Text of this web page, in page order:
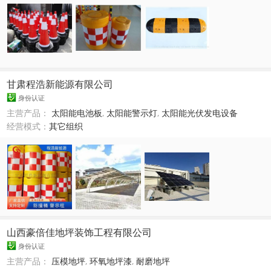
甘肃程浩新能源有限公司
身份认证
主营产品： 太阳能电池板, 太阳能警示灯, 太阳能光伏发电设备
经营模式：其它组织
山西豪倍佳地坪装饰工程有限公司
身份认证
主营产品： 压模地坪,环氧地坪漆,耐磨地坪